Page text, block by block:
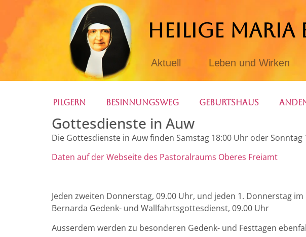
HEILIGE MARIA
Aktuell Leben und Wirken
Pilgern Besinnungsweg Geburtshaus
Gottesdienste in Auw
Die Gottesdienste in Auw finden Samstag 18:00 Uhr oder Sonntag
Daten auf der Webseite des Pastoralraums Oberes Freiamt
Jeden zweiten Donnerstag, 09.00 Uhr, und jeden 1. Donnerstag
Bernarda Gedenk- und Wallfahrtsgottesdienst, 09.00 Uhr
Ausserdem werden zu besonderen Gedenk- und Festtagen